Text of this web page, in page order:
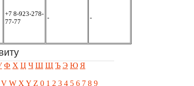
+7 8-923-278-
77-77
- -
Ф Х Ц Ч Ш Щ Ъ Э Ю Я
V W X Y Z 0 1 2 3 4 5 6 7 8 9